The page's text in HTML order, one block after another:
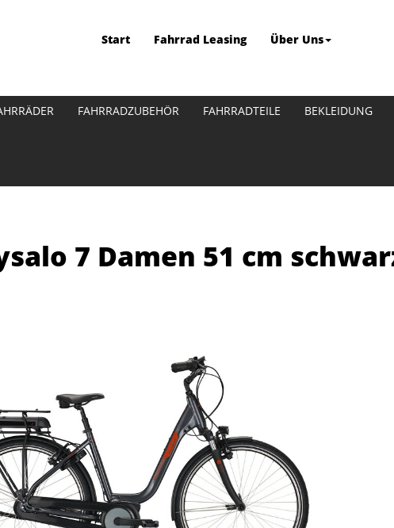
Start Fahrrad Leasing Über Uns
FAHRRADZUBEHÖR FAHRRADTEILE BEKLEIDUNG
7 Damen 51 cm